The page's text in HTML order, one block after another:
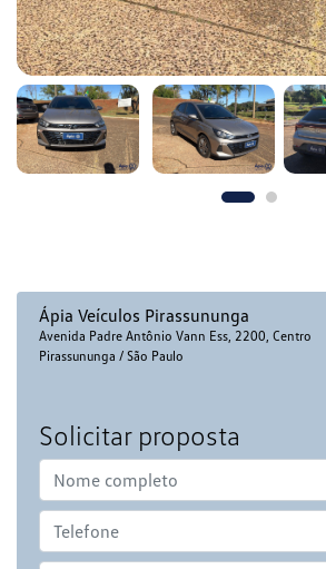
Ápia Veículos Pirassununga
Avenida Padre Antônio Vann Ess, 2200, Centro
Pirassununga / São Paulo
Solicitar proposta